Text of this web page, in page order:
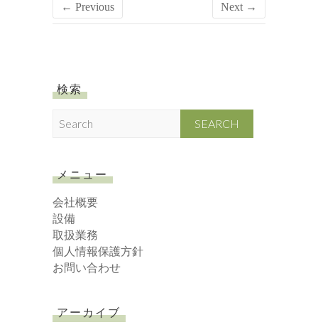
← Previous Next →
検索
c
h
メニュー
会社概要
設備
取扱業務
個人情報保護方針
お問い合わせ
アーカイブ